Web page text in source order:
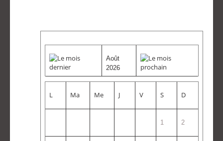
Août
2026
L Ma Me J V S D
1 2